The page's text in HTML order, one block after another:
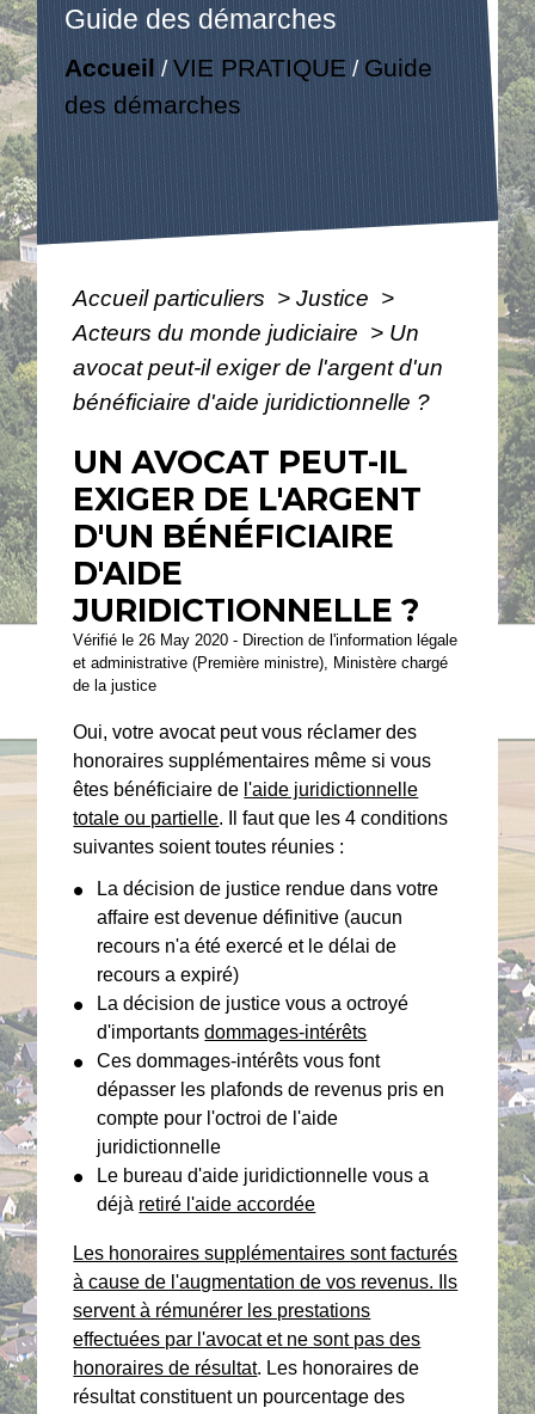
Guide des démarches
Accueil /VIE PRATIQUE / Guide
des démarches
Accueil particuliers > Justice >
Acteurs du monde judiciaire > Un
avocat peut-il exiger de l'argent d'un
bénéficiaire d'aide juridictionnelle ?
UN AVOCAT PEUT-IL
EXIGER DE L'ARGENT
D'UN BÉNÉFICIAIRE
D'AIDE
JURIDICTIONNELLE ?
Vérifié le 26 May 2020 - Direction de l'information légale
et administrative (Première ministre), Ministère chargé
de la justice
Oui, votre avocat peut vous réclamer des
honoraires supplémentaires même si vous
êtes bénéficiaire de l'aide juridictionnelle
totale ou partielle. Il faut que les 4 conditions
suivantes soient toutes réunies :
La décision de justice rendue dans votre
affaire est devenue définitive (aucun
recours n'a été exercé et le délai de
recours a expiré)
La décision de justice vous a octroyé
d'importantsdommages-intérêts
Ces dommages-intérêts vous font
dépasser les plafonds de revenus pris en
compte pour l'octroi de l'aide
juridictionnelle
Le bureau d'aide juridictionnelle vous a
déjà retiré l'aide accordée
Les honoraires supplémentaires sont facturés
à cause de l'augmentation de vos revenus. Ils
servent à rémunérer les prestations
effectuées par l'avocat et ne sont pas des
honoraires de résultat. Les honoraires de
résultat constituent un pourcentage des